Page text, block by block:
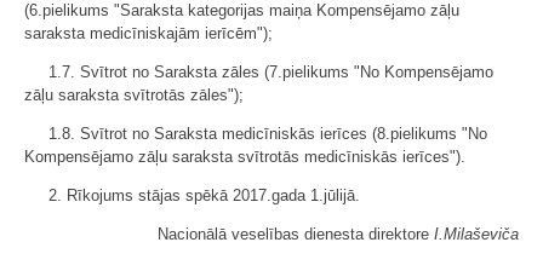
(6.pielikums "Saraksta kategorijas maiņa Kompensējamo zāļu
saraksta medicīniskajām ierīcēm");
1.7. Svītrot no Saraksta zāles (7.pielikums "No Kompensējamo
zāļu saraksta svītrotās zāles");
1.8. Svītrot no Saraksta medicīniskās ierīces (8.pielikums "No
Kompensējamo zāļu saraksta svītrotās medicīniskās ierīces").
2. Rīkojums stājas spēkā 2017.gada 1.jūlijā.
Nacionālā veselības dienesta direktore I.Milaševiča